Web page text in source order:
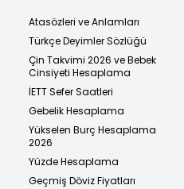
Atasözleri ve Anlamları
Türkçe Deyimler Sözlüğü
Çin Takvimi 2026 ve Bebek
Cinsiyeti Hesaplama
İETT Sefer Saatleri
Gebelik Hesaplama
Yükselen Burç Hesaplama
2026
Yüzde Hesaplama
Geçmiş Döviz Fiyatları